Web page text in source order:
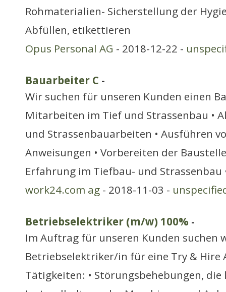
Rohmaterialien- Sicherstellung der
Abfüllen, etikettieren
Opus Personal AG - 2018-12-22 -
Bauarbeiter C -
Wir suchen für unseren Kunden einen
Mitarbeiten im Tief und Strassenbau •
und Strassenbauarbeiten • Ausführen
Anweisungen • Vorbereiten der
Erfahrung im Tiefbau- und Strassenbau
work24.com ag - 2018-11-03 -
Betriebselektriker (m/w) 100% -
Im Auftrag für unseren Kunden suchen
Betriebselektriker/in für eine Try & Hire
Tätigkeiten: • Störungsbehebungen, die